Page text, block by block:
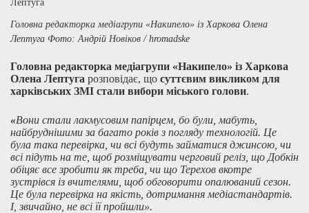
Головна редакторка медіагрупи «Накипело» із Харкова Олена
Лептуга Фото: Андрій Новіков / hromadske
Головна редакторка медіагрупи «Накипело» із Харкова
Олена Лептуга розповідає, що суттєвим викликом для
харківських ЗМІ стали вибори міського голови.
«Вони стали лакмусовим папірцем, бо були, мабуть,
найбруднішими за багато років з погляду технологій. Це
була така перевірка, чи всі будуть займатися джинсою, чи
всі підуть на те, щоб розміщувати черговий реліз, що Добкін
обіцяє все зробити як треба, чи що Терехов вкотре
зустрівся із вчителями, щоб обговорити опалюваний сезон.
Це була перевірка на якість, дотримання медіастандартів.
І, звичайно, не всі її пройшли».